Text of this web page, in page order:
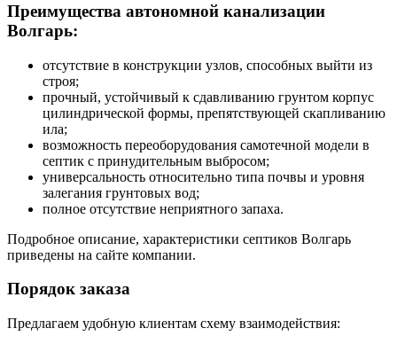
Преимущества автономной канализации
Волгарь:
отсутствие в конструкции узлов, способных выйти из
строя;
прочный, устойчивый к сдавливанию грунтом корпус
цилиндрической формы, препятствующей скапливанию
ила;
возможность переоборудования самотечной модели в
септик с принудительным выбросом;
универсальность относительно типа почвы и уровня
залегания грунтовых вод;
полное отсутствие неприятного запаха.
Подробное описание, характеристики септиков Волгарь
приведены на сайте компании.
Порядок заказа
Предлагаем удобную клиентам схему взаимодействия: